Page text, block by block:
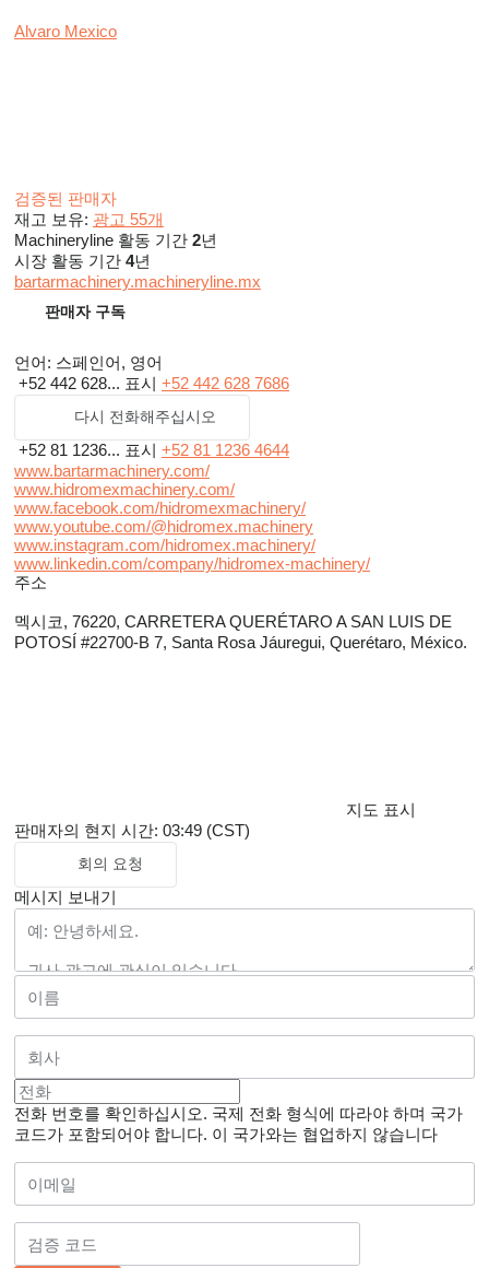
Alvaro Mexico
검증된 판매자
재고 보유: 광고 55개
Machineryline 활동 기간 2년
시장 활동 기간 4년
bartarmachinery.machineryline.mx
판매자 구독
언어: 스페인어, 영어
+52 442 628... 표시 +52 442 628 7686
다시 전화해주십시오
+52 81 1236... 표시 +52 81 1236 4644
www.bartarmachinery.com/
www.hidromexmachinery.com/
www.facebook.com/hidromexmachinery/
www.youtube.com/@hidromex.machinery
www.instagram.com/hidromex.machinery/
www.linkedin.com/company/hidromex-machinery/
주소
멕시코, 76220, CARRETERA QUERÉTARO A SAN LUIS DE
POTOSÍ #22700-B 7, Santa Rosa Jáuregui, Querétaro, México.
지도 표시
판매자의 현지 시간: 03:49 (CST)
회의 요청
메시지 보내기
전화 번호를 확인하십시오. 국제 전화 형식에 따라야 하며 국가
코드가 포함되어야 합니다. 이 국가와는 협업하지 않습니다